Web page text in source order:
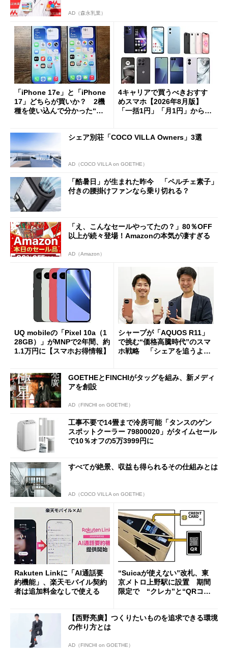
AD（森永乳業）
「iPhone 17e」と「iPhone
17」どちらが買いか？ 2機
種を使い込んで分かった“ス
4キャリアで買うべきおすす
めスマホ【2026年8月版】
「一括1円」「月1円」からお
シェア別荘「COCO VILLA Owners」3選
AD（COCO VILLA on GOETHE）
「酷暑日」が生まれた昨今 「ペルチェ素子」
付きの腰掛けファンなら乗り切れる？
「え、こんなセールやってたの？」80％OFF
以上が続々登場！Amazonの本気が凄すぎる
AD（Amazon）
UQ mobileの「Pixel 10a（1
28GB）」がMNPで2年間、約
1.1万円に【スマホお得情報】
シャープが「AQUOS R11」
で挑む“価格高騰時代”のスマ
ホ戦略 「シェアを追うより
GOETHEとFINCHIがタッグを組み、新メディ
アを創設
AD（FINCHI on GOETHE）
工事不要で14畳まで冷房可能「タンスのゲン
スポットクーラー 79800020」がタイムセール
で10％オフの5万3999円に
すべてが絶景、収益も得られるその仕組みとは
AD（COCO VILLA on GOETHE）
Rakuten Linkに「AI通話要
約機能」、楽天モバイル契約
者は追加料金なしで使える
“Suicaが使えない”改札、東
京メトロ上野駅に設置 期間
限定で “クレカ”と“QRコー
【西野亮廣】つくりたいものを追求できる環境
の作り方とは
AD（FINCHI on GOETHE）